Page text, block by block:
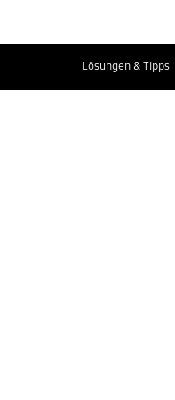
Lösungen & Tipps